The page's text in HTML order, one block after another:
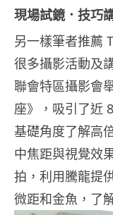
現場試鏡．技巧
另一樣筆者推薦
很多攝影活動及
聯會特區攝影會
座》，吸引了近
基礎角度了解高
中焦距與視覺效
拍，利用騰龍提
微距和金魚，了